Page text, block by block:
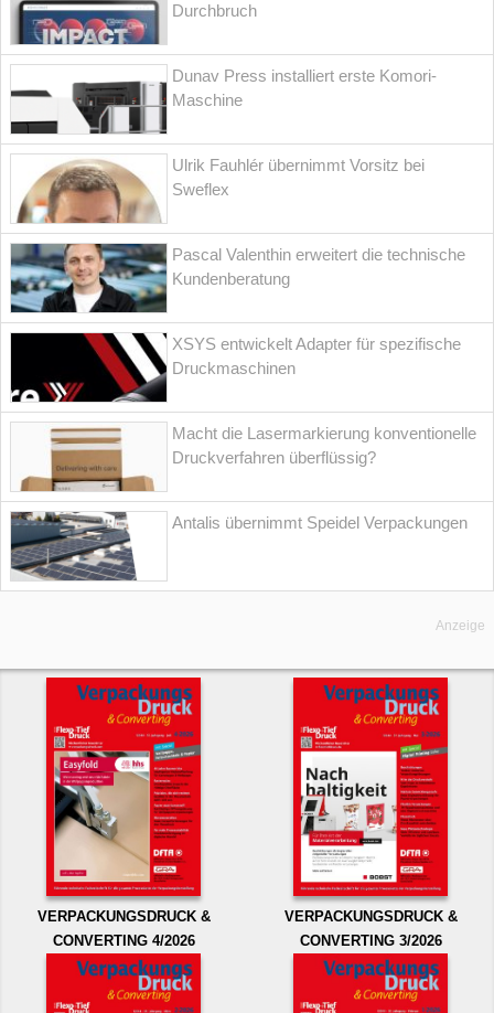
Durchbruch
Dunav Press installiert erste Komori-
Maschine
Ulrik Fauhlér übernimmt Vorsitz bei
Sweflex
Pascal Valenthin erweitert die technische
Kundenberatung
XSYS entwickelt Adapter für spezifische
Druckmaschinen
Macht die Lasermarkierung konventionelle
Druckverfahren überflüssig?
Antalis übernimmt Speidel Verpackungen
Anzeige
VERPACKUNGSDRUCK &
CONVERTING 4/2026
VERPACKUNGSDRUCK &
CONVERTING 3/2026